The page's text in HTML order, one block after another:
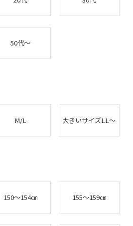
50代～
M/L 大きいサイズLL～
150～154㎝ 155～159㎝